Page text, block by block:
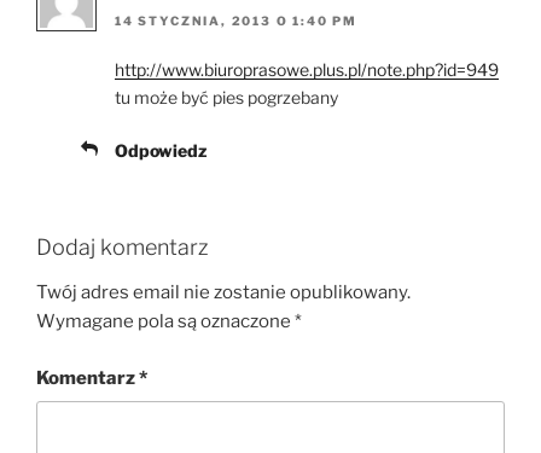
14 STYCZNIA, 2013 O 1:40 PM
http://www.biuroprasowe.plus.pl/note.php?id=949
tu może być pies pogrzebany
Odpowiedz
Dodaj komentarz
Twój adres email nie zostanie opublikowany.
Wymagane pola są oznaczone *
Komentarz*